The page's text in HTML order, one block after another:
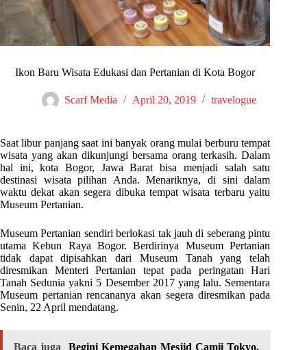
Ikon Baru Wisata Edukasi dan Pertanian di Kota Bogor
Scarf Media April 20, 2019 travelogue
Saat libur panjang saat ini banyak orang mulai berburu tempat
wisata yang akan dikunjungi bersama orang terkasih. Dalam
hal ini, kota Bogor, Jawa Barat bisa menjadi salah satu
destinasi wisata pilihan Anda. Menariknya, di sini dalam
waktu dekat akan segera dibuka tempat wisata terbaru yaitu
Museum Pertanian.
Museum Pertanian sendiri berlokasi tak jauh di seberang pintu
utama Kebun Raya Bogor. Berdirinya Museum Pertanian
tidak dapat dipisahkan dari Museum Tanah yang telah
diresmikan Menteri Pertanian tepat pada peringatan Hari
Tanah Sedunia yakni 5 Desember 2017 yang lalu. Sementara
Museum pertanian rencananya akan segera diresmikan pada
Senin, 22 April mendatang.
Baca juga
Begini Kemegahan Mesjid Camii Tokyo,